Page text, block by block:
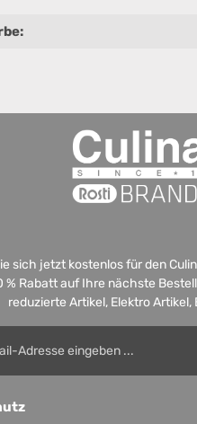
sich jetzt kostenlos für den
% Rabatt auf Ihre nächste
reduzierte Artikel, Elektro